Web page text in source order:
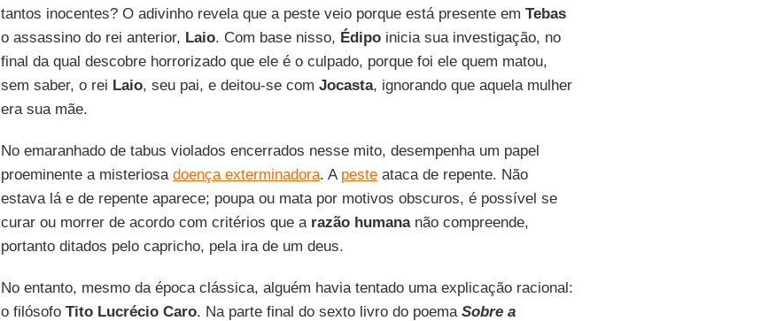
tantos inocentes? O adivinho revela que a peste veio porque está presente em Tebas
o assassino do rei anterior, Laio. Com base nisso, Édipoinicia sua investigação, no
final da qual descobre horrorizado que ele é o culpado, porque foi ele quem matou,
sem saber, o rei Laio, seu pai, e deitou-se com Jocasta, ignorando que aquela mulher
era sua mãe.
No emaranhado de tabus violados encerrados nesse mito, desempenha um papel
proeminente a misteriosa doença exterminadora. A pesteataca de repente. Não
estava lá e de repente aparece; poupa ou mata por motivos obscuros, é possível se
curar ou morrer de acordo com critérios que a razão humananão compreende,
portanto ditados pelo capricho, pela ira de um deus.
No entanto, mesmo da época clássica, alguém havia tentado uma explicação racional:
o filósofo Tito Lucrécio Caro. Na parte final do sexto livro do poema Sobre a